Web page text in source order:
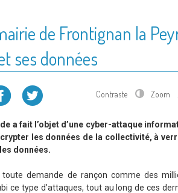
de Frontignan la
ses données
Twitter Contraste Zoom
a fait l’objet d’une cyber-attaque
les données de la collectivité, à
données.
demande de rançon comme des
ce type d’attaques, tout au long de ces